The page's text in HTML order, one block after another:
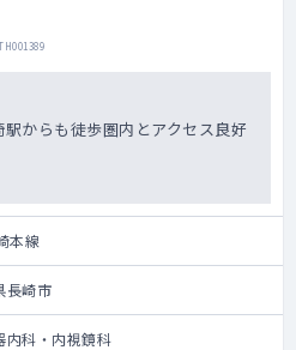
からも徒歩圏内とアクセス良好
本線
長崎市
内科・内視鏡科